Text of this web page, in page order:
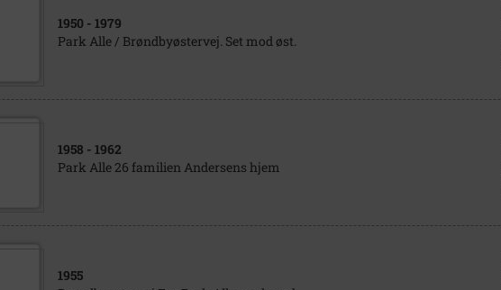
1950 - 1979
Park Alle / Brøndbyøstervej. Set mod øst.
1958 - 1962
Park Alle 26 familien Andersens hjem
1955